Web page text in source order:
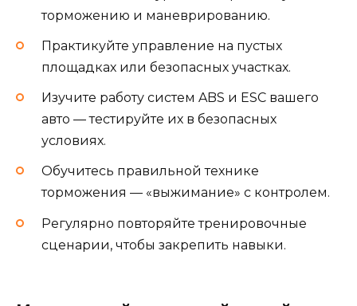
торможению и маневрированию.
Практикуйте управление на пустых
площадках или безопасных участках.
Изучите работу систем ABS и ESC вашего
авто — тестируйте их в безопасных
условиях.
Обучитесь правильной технике
торможения — «выжимание» с контролем.
Регулярно повторяйте тренировочные
сценарии, чтобы закрепить навыки.